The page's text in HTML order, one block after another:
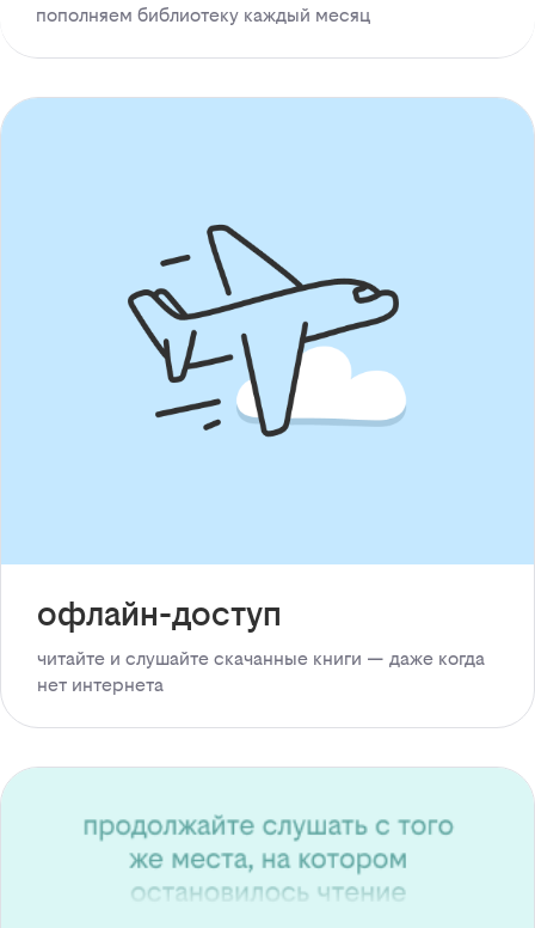
пополняем библиотеку каждый месяц
офлайн-доступ
читайте и слушайте скачанные книги — даже когда
нет интернета